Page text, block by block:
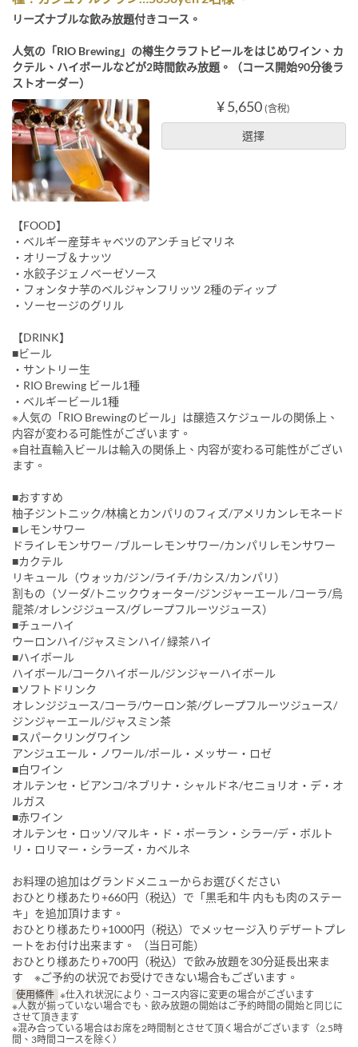
リーズナブルな飲み放題付きコース。
人気の「RIO Brewing」の樽生クラフトビールをはじめワイン、カ
クテル、ハイボールなどが2時間飲み放題。（コース開始90分後ラ
ストオーダー）
¥ 5,650 (含稅)
選擇
【FOOD】
・ベルギー産芽キャベツのアンチョビマリネ
・オリーブ＆ナッツ
・水餃子ジェノベーゼソース
・フォンタナ芋のベルジャンフリッツ 2種のディップ
・ソーセージのグリル
【DRINK】
■ビール
・サントリー生
・RIO Brewing ビール1種
・ベルギービール1種
※人気の「RIO Brewingのビール」は醸造スケジュールの関係上、
内容が変わる可能性がございます。
※自社直輸入ビールは輸入の関係上、内容が変わる可能性がござい
ます。
■おすすめ
柚子ジントニック/林檎とカンパリのフィズ/アメリカンレモネード
■レモンサワー
ドライレモンサワー /ブルーレモンサワー/カンパリレモンサワー
■カクテル
リキュール（ウォッカ/ジン/ライチ/カシス/カンパリ）
割もの（ソーダ/トニックウォーター/ジンジャーエール /コーラ/烏
龍茶/オレンジジュース/グレープフルーツジュース）
■チューハイ
ウーロンハイ/ジャスミンハイ/ 緑茶ハイ
■ハイボール
ハイボール/コークハイボール/ジンジャーハイボール
■ソフトドリンク
オレンジジュース/コーラ/ウーロン茶/グレープフルーツジュース/
ジンジャーエール/ジャスミン茶
■スパークリングワイン
アンジュエール・ノワール/ポール・メッサー・ロゼ
■白ワイン
オルテンセ・ビアンコ/ネブリナ・シャルドネ/セニョリオ・デ・オ
ルガス
■赤ワイン
オルテンセ・ロッソ/マルキ・ド・ポーラン・シラー/デ・ボルト
リ・ロリマー・シラーズ・カベルネ
お料理の追加はグランドメニューからお選びください
おひとり様あたり+660円（税込）で「黒毛和牛 内もも肉のステー
キ」を追加頂けます。
おひとり様あたり+1000円（税込）でメッセージ入りデザートプレ
ートをお付け出来ます。 （当日可能）
おひとり様あたり+700円（税込）で飲み放題を30分延長出来ま
す ※ご予約の状況でお受けできない場合もございます。
使用條件 ※仕入れ状況により、コース内容に変更の場合がございます
※人数が揃っていない場合でも、飲み放題の開始はご予約時間の開始と同じに
させて頂きます
※混み合っている場合はお席を2時間制とさせて頂く場合がございます（2.5時
間、3時間コースを除く）